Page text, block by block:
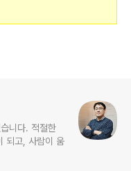
니다. 적절한
되고, 사람이 움